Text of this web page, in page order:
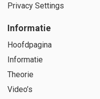
Privacy Settings
Informatie
Hoofdpagina
Informatie
Theorie
Video’s